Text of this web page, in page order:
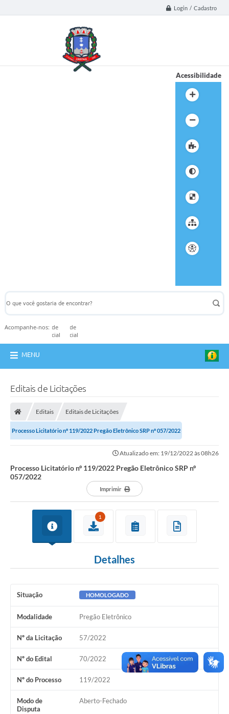
Login / Cadastro
Acessibilidade
Acompanhe-nos:
MENU
Editais de Licitações
Editais Editais de Licitações
Processo Licitatório nº 119/2022 Pregão Eletrônico SRP nº 057/2022
Atualizado em: 19/12/2022 às 08h26
Processo Licitatório nº 119/2022 Pregão Eletrônico SRP nº
057/2022
Imprimir
1
Detalhes
Situação HOMOLOGADO
Modalidade Pregão Eletrônico
Nº da Licitação 57/2022
Nº do Edital 70/2022
Nº do Processo 119/2022
Modo de
Disputa
Aberto-Fechado